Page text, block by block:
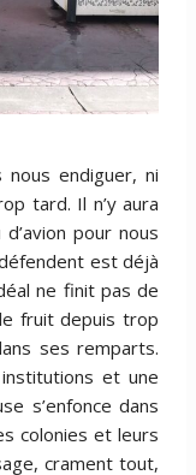
endiguer, ni
tard. Il n’y aura
pour nous
est déjà
ne finit pas de
fruit depuis trop
ses remparts.
et une
s’enfonce dans
colonies et leurs
crament tout,